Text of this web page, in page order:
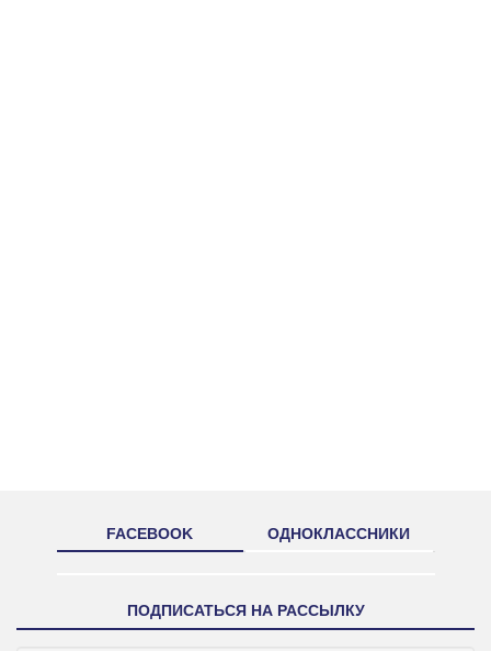
FACEBOOK ОДНОКЛАССНИКИ
ПОДПИСАТЬСЯ НА РАССЫЛКУ